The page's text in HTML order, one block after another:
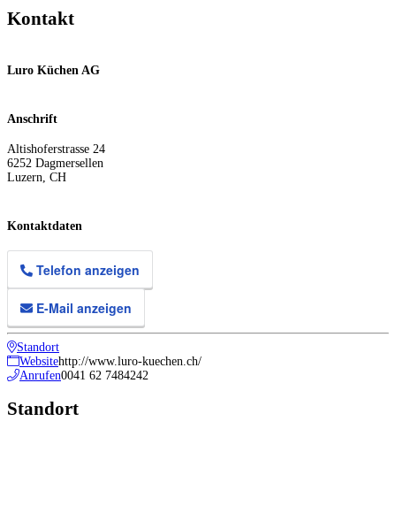
Kontakt
Luro Küchen AG
Anschrift
Altishoferstrasse 24
6252 Dagmersellen
Luzern, CH
Kontaktdaten
Telefon anzeigen
E-Mail anzeigen
Standort
Websitehttp://www.luro-kuechen.ch/
Anrufen0041 62 7484242
Standort